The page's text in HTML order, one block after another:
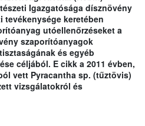
Igazgatósága dísznövény
keretében
utóellenőrzéseket a
szaporítóanyagok
és egyéb
céljából. E cikk a 2011 évben,
vett Pyracantha sp. (tűztövis)
vizsgálatokról és